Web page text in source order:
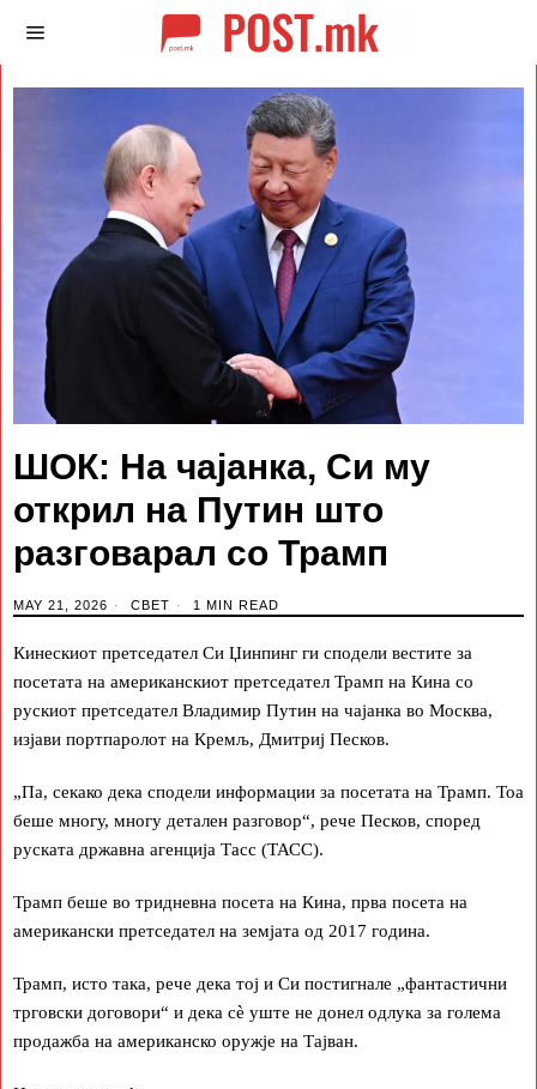
ШОК: На чајанка, Си му
открил на Путин што
разговарал со Трамп
MAY 21, 2026 СВЕТ 1 MIN READ
Кинескиот претседател Си Џинпинг ги сподели вестите за
посетата на американскиот претседател Трамп на Кина со
рускиот претседател Владимир Путин на чајанка во Москва,
изјави портпаролот на Кремљ, Дмитриј Песков.
„Па, секако дека сподели информации за посетата на Трамп. Тоа
беше многу, многу детален разговор“, рече Песков, според
руската државна агенција Тасс (ТАСС).
Трамп беше во тридневна посета на Кина, прва посета на
американски претседател на земјата од 2017 година.
Трамп, исто така, рече дека тој и Си постигнале „фантастични
трговски договори“ и дека сè уште не донел одлука за голема
продажба на американско оружје на Тајван.